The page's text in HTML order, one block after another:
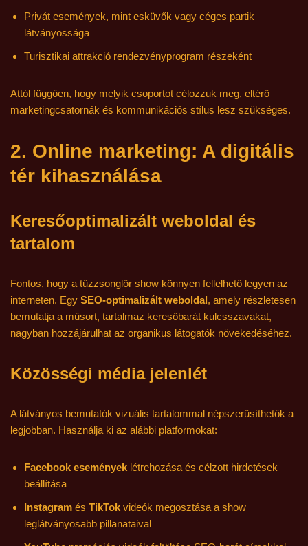
Privát események, mint esküvők vagy céges partik
látványossága
Turisztikai attrakció rendezvényprogram részeként
Attól függően, hogy melyik csoportot célozzuk meg, eltérő
marketingcsatornák és kommunikációs stílus lesz szükséges.
2. Online marketing: A digitális
tér kihasználása
Keresőoptimalizált weboldal és
tartalom
Fontos, hogy a tűzzsonglőr show könnyen fellelhető legyen az
interneten. Egy SEO-optimalizált weboldal, amely részletesen
bemutatja a műsort, tartalmaz keresőbarát kulcsszavakat,
nagyban hozzájárulhat az organikus látogatók növekedéséhez.
Közösségi média jelenlét
A látványos bemutatók vizuális tartalommal népszerűsíthetők a
legjobban. Használja ki az alábbi platformokat:
Facebook események létrehozása és célzott hirdetések
beállítása
Instagram és TikTok videók megosztása a show
leglátványosabb pillanataival